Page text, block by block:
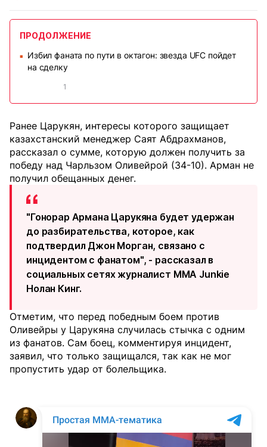
ПРОДОЛЖЕНИЕ
■
Избил фаната по пути в октагон: звезда UFC пойдет
на сделку
1
Ранее Царукян, интересы которого защищает
казахстанский менеджер Саят Абдрахманов,
рассказал о сумме, которую должен получить за
победу над Чарльзом Оливейрой (34-10). Арман не
получил обещанных денег.
"Гонорар Армана Царукяна будет удержан
до разбирательства, которое, как
подтвердил Джон Морган, связано с
инцидентом с фанатом", - рассказал в
социальных сетях журналист MMA Junkie
Нолан Кинг.
Отметим, что перед победным боем против
Оливейры у Царукяна случилась стычка с одним
из фанатов. Сам боец, комментируя инцидент,
заявил, что только защищался, так как не мог
пропустить удар от болельщика.